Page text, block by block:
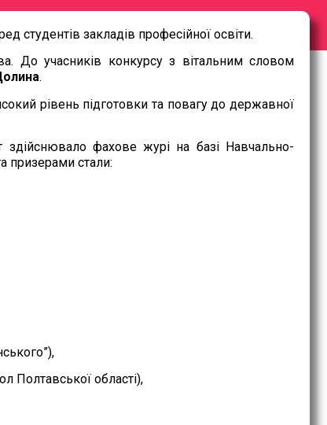
студентів закладів професійної освіти.
До учасників конкурсу з вітальним словом
.
рівень підготовки та повагу до державної
здійснювало фахове журі на базі Навчально-
призерами стали:
Полтавської області),